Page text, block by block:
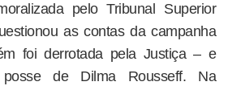
pelo Tribunal Superior
as contas da campanha
foi derrotada pela Justiça – e
de Dilma Rousseff. Na